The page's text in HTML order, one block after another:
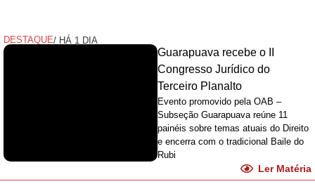
DESTAQUE/ HÁ 1 DIA
Guarapuava recebe o II
Congresso Jurídico do
Terceiro Planalto
Evento promovido pela OAB –
Subseção Guarapuava reúne 11
painéis sobre temas atuais do Direito
e encerra com o tradicional Baile do
Rubi
Ler Matéria